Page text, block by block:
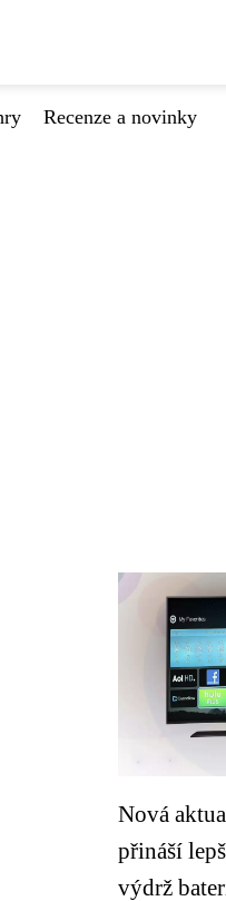
Recenze a novinky
Nová
přináší
výdrž